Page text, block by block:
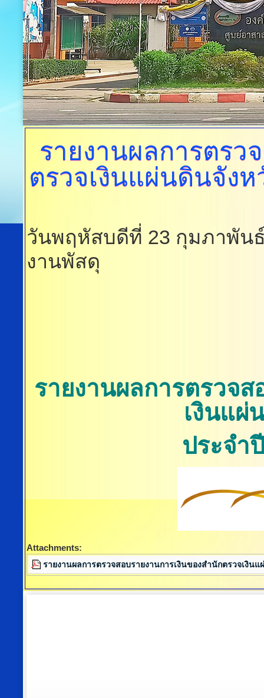
รายงานผลการตรว
ตรวจเงินแผ่นดินจังห
วันพฤหัสบดีที่ 23 กุมภาพัน
งานพัสดุ
รายงานผลการตรวจส
เงินแผ่
ประจำ
Attachments:
รายงานผลการตรวจสอบรายงานการเงินของสำนักตรวจเงิน